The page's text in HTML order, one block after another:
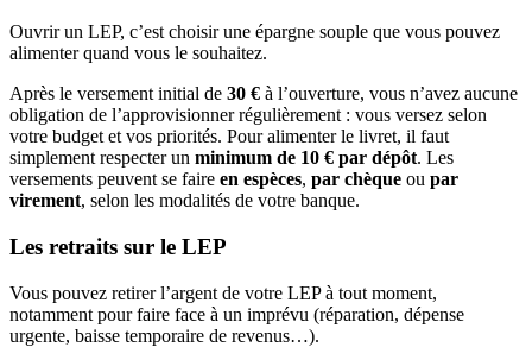
Ouvrir un LEP, c’est choisir une épargne souple que vous pouvez
alimenter quand vous le souhaitez.
Après le versement initial de 30 € à l’ouverture, vous n’avez aucune
obligation de l’approvisionner régulièrement : vous versez selon
votre budget et vos priorités. Pour alimenter le livret, il faut
simplement respecter un minimum de 10 € par dépôt. Les
versements peuvent se faire en espèces, par chèque ou par
virement, selon les modalités de votre banque.
Les retraits sur le LEP
Vous pouvez retirer l’argent de votre LEP à tout moment,
notamment pour faire face à un imprévu (réparation, dépense
urgente, baisse temporaire de revenus…).